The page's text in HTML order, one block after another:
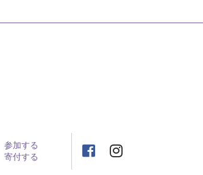
参加する
寄付する